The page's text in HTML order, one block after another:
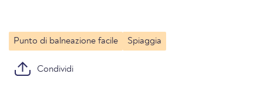
Punto di balneazione facile Spiaggia
Condividi